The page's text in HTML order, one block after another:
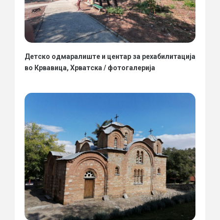
Детско одмаралиште и центар за рехабилитација
во Крвавица, Хрватска / фотогалерија